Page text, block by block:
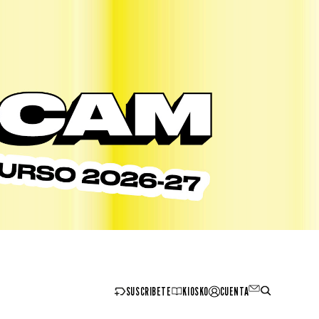
SUSCRIBETE KIOSKO CUENTA